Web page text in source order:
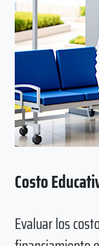
Costo
Evaluar los